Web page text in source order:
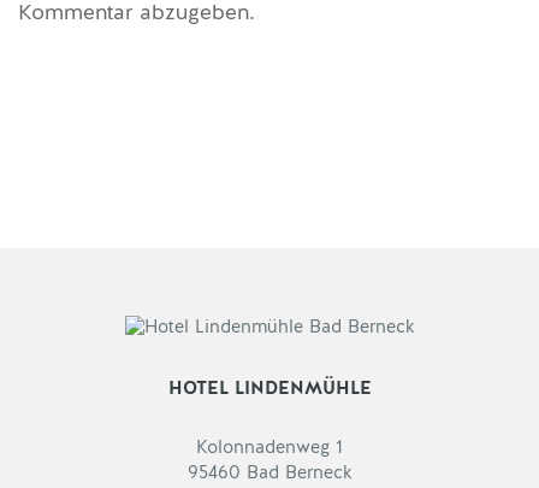
Kommentar abzugeben.
HOTEL LINDENMÜHLE
Kolonnadenweg 1
95460 Bad Berneck